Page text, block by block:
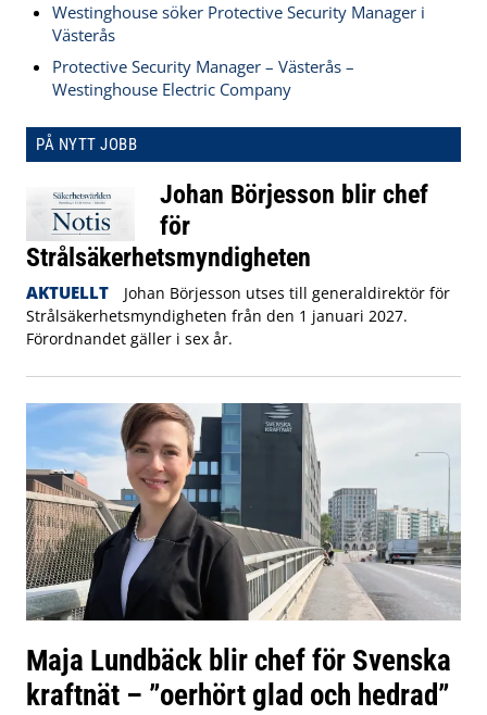
Westinghouse söker Protective Security Manager i
Västerås
Protective Security Manager – Västerås –
Westinghouse Electric Company
PÅ NYTT JOBB
Johan Börjesson blir chef
för
Strålsäkerhetsmyndigheten
AKTUELLT
Johan Börjesson utses till generaldirektör för
Strålsäkerhetsmyndigheten från den 1 januari 2027.
Förordnandet gäller i sex år.
Maja Lundbäck blir chef för Svenska
kraftnät – ”oerhört glad och hedrad”